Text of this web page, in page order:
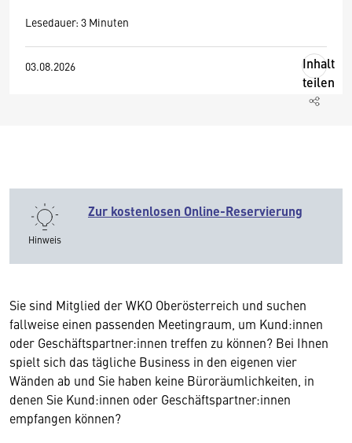
Lesedauer: 3 Minuten
03.08.2026
Inhalt
teilen
Hinweis
Zur kostenlosen Online-Reservierung
Sie sind Mitglied der WKO Oberösterreich und suchen
fallweise einen passenden Meetingraum, um Kund:innen
oder Geschäftspartner:innen treffen zu können? Bei Ihnen
spielt sich das tägliche Business in den eigenen vier
Wänden ab und Sie haben keine Büroräumlichkeiten, in
denen Sie Kund:innen oder Geschäftspartner:innen
empfangen können?
Wir benötigen Ihre Zustimmung
Hier würden wir Ihnen gerne einen externen